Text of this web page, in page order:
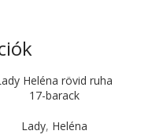
Heléna rövid ruha
17-barack
Lady, Heléna